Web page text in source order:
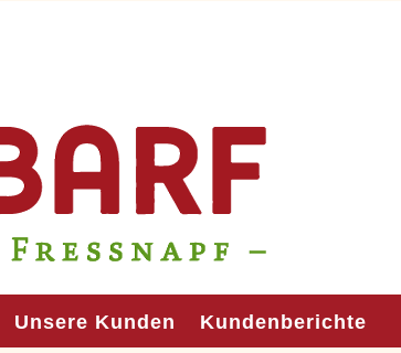
Unsere Kunden Kundenberichte